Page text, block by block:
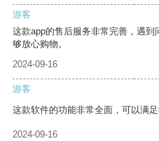
游客
这款app的售后服务非常完善，遇
够放心购物。
2024-09-16
游客
这款软件的功能非常全面，可以满足
2024-09-16